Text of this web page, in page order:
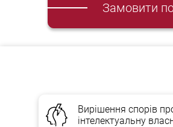
АУДИТ ІНТЕЛЕКТУАЛЬНОЇ ВЛАСНОСТІ –
операції з інтелектуальною власністю,
Наші переваги
Замовити
Вирішення спорів
інтелектуальну